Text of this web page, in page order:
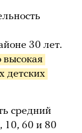
30 лет.
высокая
детских
средний
10, 60 и 80